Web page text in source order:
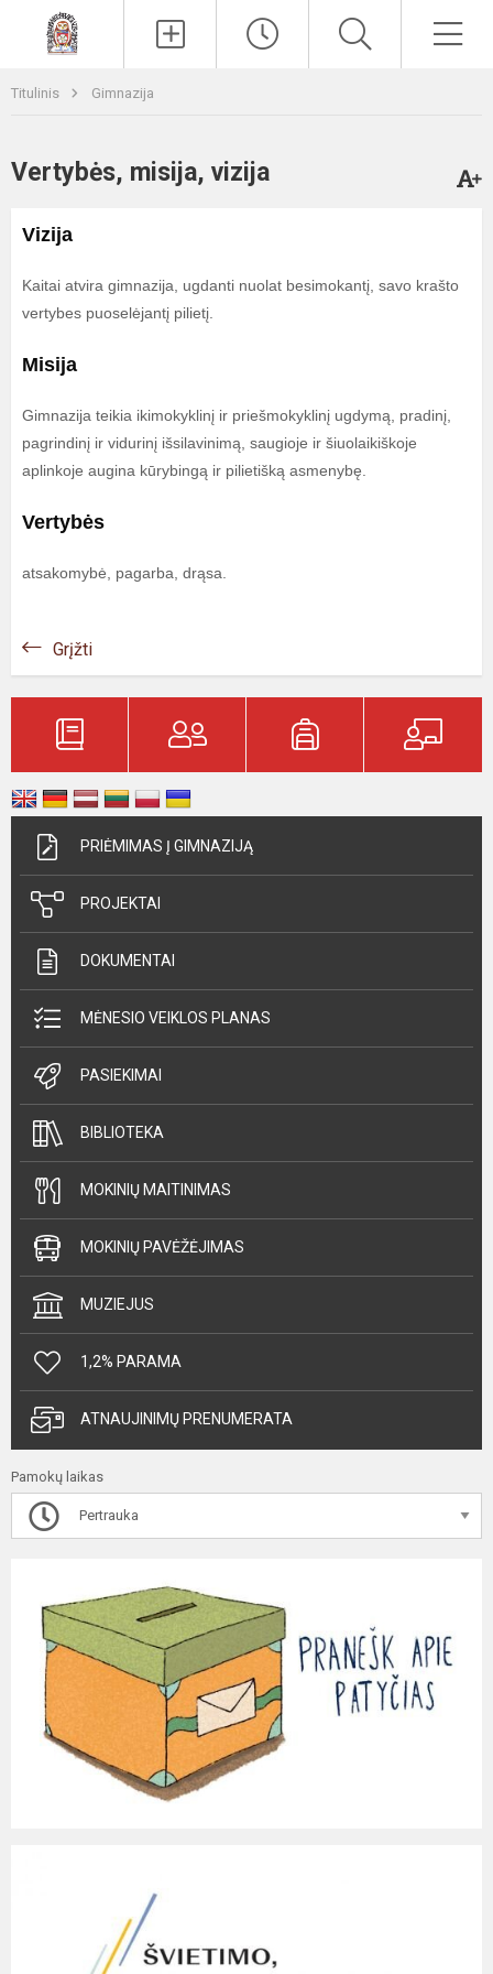
Titulinis Gimnazija
Vertybės, misija, vizija
Vizija
Kaitai atvira gimnazija, ugdanti nuolat besimokantį, savo krašto
vertybes puoselėjantį pilietį.
Misija
Gimnazija teikia ikimokyklinį ir priešmokyklinį ugdymą, pradinį,
pagrindinį ir vidurinį išsilavinimą, saugioje ir šiuolaikiškoje
aplinkoje augina kūrybingą ir pilietišką asmenybę.
Vertybės
atsakomybė, pagarba, drąsa.
Grįžti
PRIĖMIMAS Į GIMNAZIJĄ
PROJEKTAI
DOKUMENTAI
MĖNESIO VEIKLOS PLANAS
PASIEKIMAI
BIBLIOTEKA
MOKINIŲ MAITINIMAS
MOKINIŲ PAVĖŽĖJIMAS
MUZIEJUS
1,2% PARAMA
ATNAUJINIMŲ PRENUMERATA
Pamokų laikas
Pertrauka